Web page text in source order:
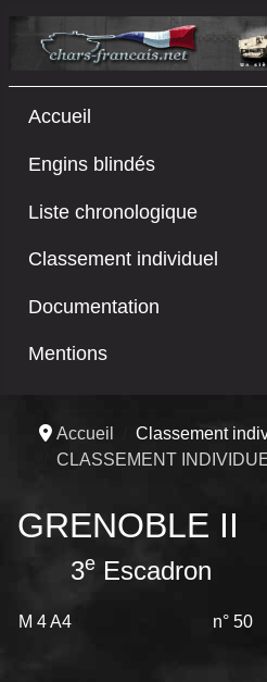
Accueil
Engins blindés
Liste chronologique
Classement individuel
Documentation
Mentions
Accueil Classement
CLASSEMENT
GRENOBLE II
3e Escadron
M 4 A4 n° 50